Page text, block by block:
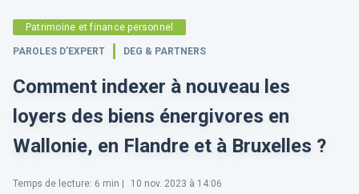
Patrimoine et finance personnel
PAROLES D’EXPERT DEG & PARTNERS
Comment indexer à nouveau les
loyers des biens énergivores en
Wallonie, en Flandre et à Bruxelles ?
Temps de lecture: 6 min | 10 nov. 2023 à 14:06